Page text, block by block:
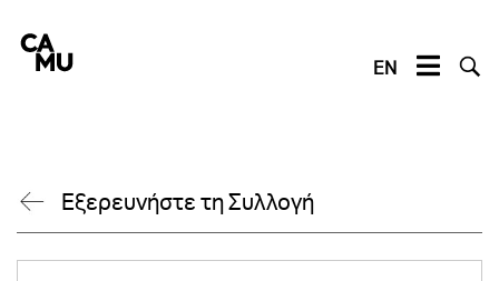
content
EN
Εξερευνήστε τη Συλλογή